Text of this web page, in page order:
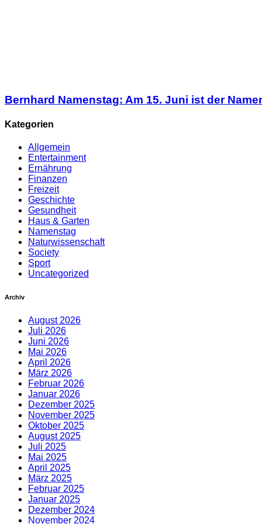
Bernhard Namenstag: Am 15. Juni ist der
Kategorien
Allgemein
Entertainment
Ernährung
Finanzen
Freizeit
Geschichte
Gesundheit
Haus & Garten
Namenstag
Naturwissenschaft
Society
Sport
Uncategorized
Archiv
August 2026
Juli 2026
Juni 2026
Mai 2026
April 2026
März 2026
Februar 2026
Januar 2026
Dezember 2025
November 2025
Oktober 2025
August 2025
Juli 2025
Mai 2025
April 2025
März 2025
Februar 2025
Januar 2025
Dezember 2024
November 2024